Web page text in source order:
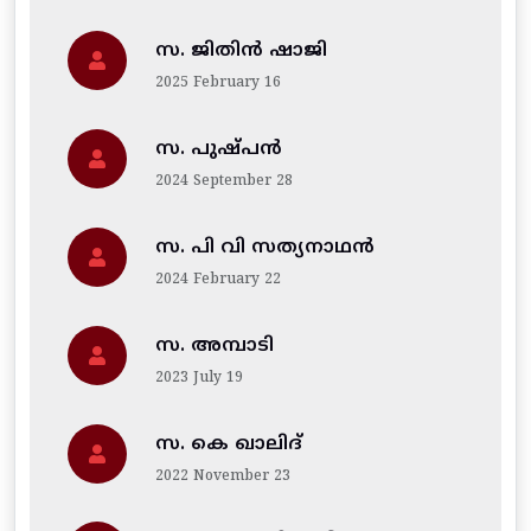
സ. ജിതിന്‍ ഷാജി
2025 February 16
സ. പുഷ്പൻ
2024 September 28
സ. പി വി സത്യനാഥൻ
2024 February 22
സ. അമ്പാടി
2023 July 19
സ. കെ ഖാലിദ്
2022 November 23